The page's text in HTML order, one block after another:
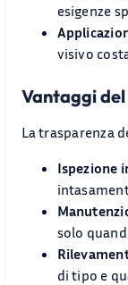
esigenze
visivo
Vantaggi
La trasparenza
Ispezione
solo
di tipo e